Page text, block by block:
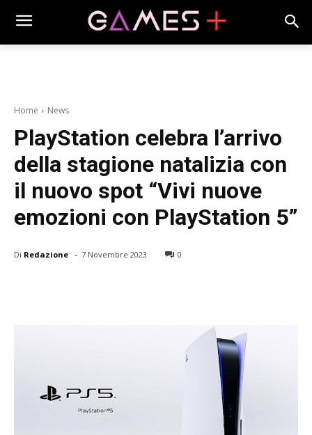
Home News
PlayStation celebra l’arrivo
della stagione natalizia con
il nuovo spot “Vivi nuove
emozioni con PlayStation 5”
Di Redazione - 7 Novembre 2023 0